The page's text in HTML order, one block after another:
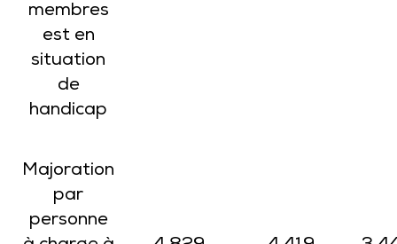
membres
est en
situation
de
handicap
Majoration
par
personne